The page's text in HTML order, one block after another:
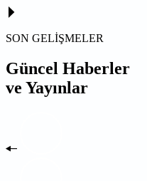
SON GELİŞMELER
Güncel Haberler
ve Yayınlar